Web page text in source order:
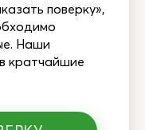
поверку»,
Наши
кратчайшие